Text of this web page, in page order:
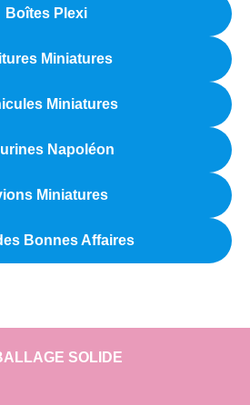
Boîtes Plexi
Miniatures
Miniatures
Napoléon
Miniatures
Bonnes Affaires
SOLIDE